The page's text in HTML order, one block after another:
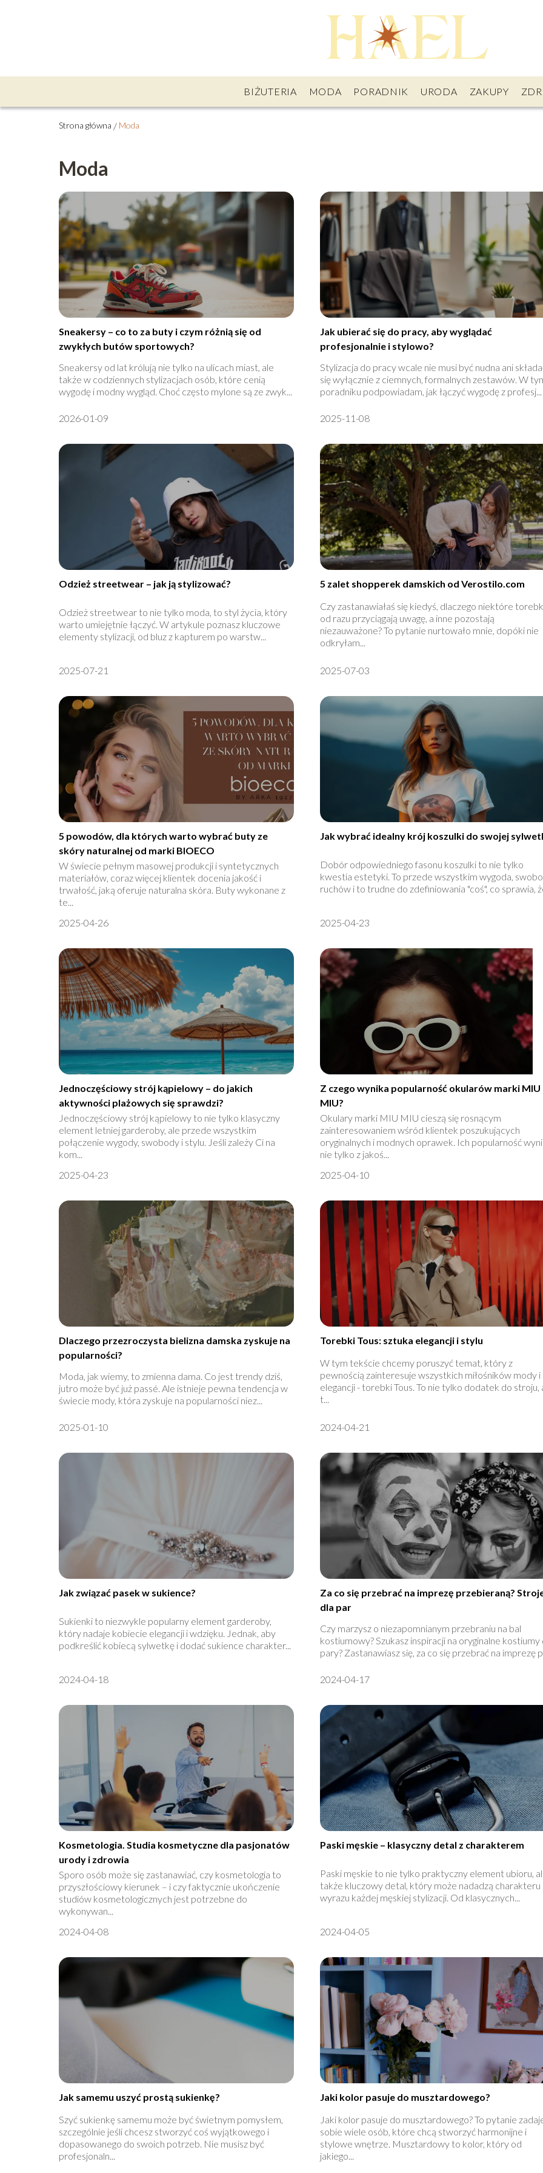
BIŻUTERIA MODA PORADNIK URODA ZAKUPY
Strona główna / Moda
Moda
Sneakersy – co to za buty i czym różnią się od
zwykłych butów sportowych?
Sneakersy od lat królują nie tylko na ulicach miast, ale
także w codziennych stylizacjach osób, które cenią
wygodę i modny wygląd. Choć często mylone są ze zwyk...
2026-01-09
Jak ubierać się do pracy, aby wyglądać
profesjonalnie i stylowo?
Stylizacja do pracy wcale nie musi być nudna ani
się wyłącznie z ciemnych, formalnych zestawów. W
poradniku podpowiadam, jak łączyć wygodę z profesj...
2025-11-08
Odzież streetwear – jak ją stylizować?
Odzież streetwear to nie tylko moda, to styl życia, który
warto umiejętnie łączyć. W artykule poznasz kluczowe
elementy stylizacji, od bluz z kapturem po warstw...
2025-07-21
5 zalet shopperek damskich od Verostilo.com
Czy zastanawiałaś się kiedyś, dlaczego niektóre
od razu przyciągają uwagę, a inne pozostają
niezauważone? To pytanie nurtowało mnie, dopóki nie
odkryłam...
2025-07-03
5 powodów, dla których warto wybrać buty ze
skóry naturalnej od marki BIOECO
W świecie pełnym masowej produkcji i syntetycznych
materiałów, coraz więcej klientek docenia jakość i
trwałość, jaką oferuje naturalna skóra. Buty wykonane z
te...
2025-04-26
Jak wybrać idealny krój koszulki do swojej
Dobór odpowiedniego fasonu koszulki to nie tylko
kwestia estetyki. To przede wszystkim wygoda,
ruchów i to trudne do zdefiniowania "coś", co sprawia,
2025-04-23
Jednoczęściowy strój kąpielowy – do jakich
aktywności plażowych się sprawdzi?
Jednoczęściowy strój kąpielowy to nie tylko klasyczny
element letniej garderoby, ale przede wszystkim
połączenie wygody, swobody i stylu. Jeśli zależy Ci na
kom...
2025-04-23
Z czego wynika popularność okularów marki MIU
MIU?
Okulary marki MIU MIU cieszą się rosnącym
zainteresowaniem wśród klientek poszukujących
oryginalnych i modnych oprawek. Ich popularność
nie tylko z jakoś...
2025-04-10
Dlaczego przezroczysta bielizna damska zyskuje na
popularności?
Moda, jak wiemy, to zmienna dama. Co jest trendy dziś,
jutro może być już passé. Ale istnieje pewna tendencja w
świecie mody, która zyskuje na popularności niez...
2025-01-10
Torebki Tous: sztuka elegancji i stylu
W tym tekście chcemy poruszyć temat, który z
pewnością zainteresuje wszystkich miłośników mody i
elegancji - torebki Tous. To nie tylko dodatek do stroju,
t...
2024-04-21
Jak związać pasek w sukience?
Sukienki to niezwykle popularny element garderoby,
który nadaje kobiecie elegancji i wdzięku. Jednak, aby
podkreślić kobiecą sylwetkę i dodać sukience charakter...
2024-04-18
Za co się przebrać na imprezę przebieraną?
dla par
Czy marzysz o niezapomnianym przebraniu na bal
kostiumowy? Szukasz inspiracji na oryginalne kostiumy
pary? Zastanawiasz się, za co się przebrać na imprezę
2024-04-17
Kosmetologia. Studia kosmetyczne dla pasjonatów
urody i zdrowia
Sporo osób może się zastanawiać, czy kosmetologia to
przyszłościowy kierunek – i czy faktycznie ukończenie
studiów kosmetologicznych jest potrzebne do
wykonywan...
2024-04-08
Paski męskie – klasyczny detal z charakterem
Paski męskie to nie tylko praktyczny element ubioru,
także kluczowy detal, który może nadadzą charakteru
wyrazu każdej męskiej stylizacji. Od klasycznych...
2024-04-05
Jak samemu uszyć prostą sukienkę?
Szyć sukienkę samemu może być świetnym pomysłem,
szczególnie jeśli chcesz stworzyć coś wyjątkowego i
dopasowanego do swoich potrzeb. Nie musisz być
profesjonaln...
Jaki kolor pasuje do musztardowego?
Jaki kolor pasuje do musztardowego? To pytanie
sobie wiele osób, które chcą stworzyć harmonijne i
stylowe wnętrze. Musztardowy to kolor, który od
jakiego...